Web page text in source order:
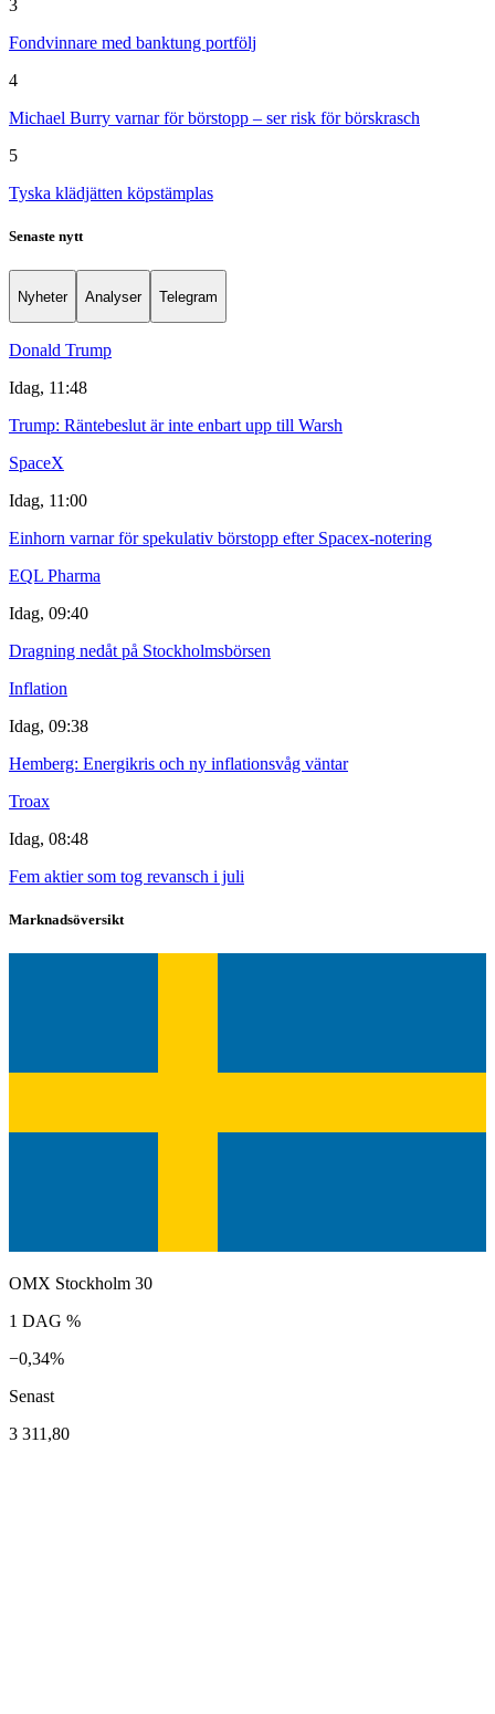
3
Fondvinnare med banktung portfölj
4
Michael Burry varnar för börstopp – ser risk för börskrasch
5
Tyska klädjätten köpstämplas
Senaste nytt
Nyheter Analyser Telegram
Donald Trump
Idag, 11:48
Trump: Räntebeslut är inte enbart upp till Warsh
SpaceX
Idag, 11:00
Einhorn varnar för spekulativ börstopp efter Spacex-notering
EQL Pharma
Idag, 09:40
Dragning nedåt på Stockholmsbörsen
Inflation
Idag, 09:38
Hemberg: Energikris och ny inflationsvåg väntar
Troax
Idag, 08:48
Fem aktier som tog revansch i juli
Marknadsöversikt
OMX Stockholm 30
1 DAG %
−0,34%
Senast
3 311,80